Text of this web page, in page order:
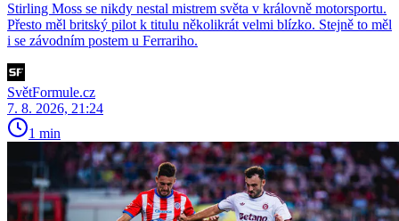
Stirling Moss se nikdy nestal mistrem světa v královně motorsportu.
Přesto měl britský pilot k titulu několikrát velmi blízko. Stejně to měl
i se závodním postem u Ferrariho.
SvětFormule.cz
7. 8. 2026, 21:24
1 min